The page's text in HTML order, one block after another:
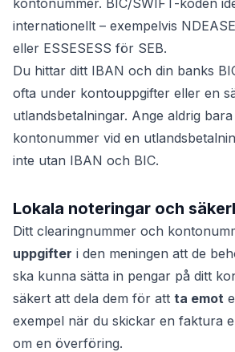
kontonummer. BIC/SWIFT-koden
internationellt – exempelvis
eller ESSESESS för SEB.
Du hittar ditt IBAN och din banks
ofta under kontouppgifter eller en
utlandsbetalningar. Ange aldrig
kontonummer vid en
inte utan IBAN och BIC.
Lokala noteringar och
Ditt clearingnummer och
uppgifter i den meningen att de
ska kunna sätta in pengar på ditt
säkert att dela dem för att ta emot
exempel när du skickar en faktura
om en överföring.